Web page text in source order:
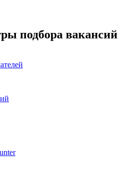
подбора вакансий